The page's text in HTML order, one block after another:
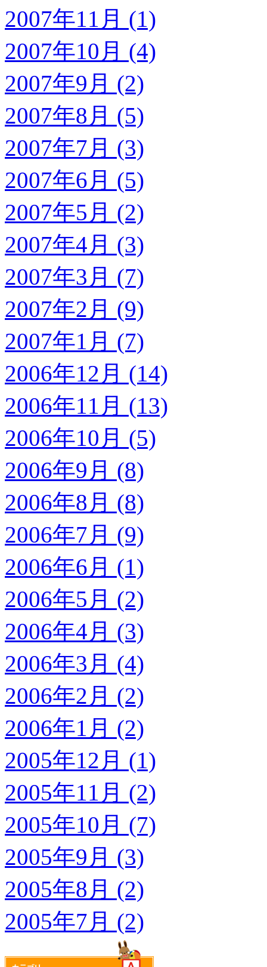
2007年11月 (1)
2007年10月 (4)
2007年9月 (2)
2007年8月 (5)
2007年7月 (3)
2007年6月 (5)
2007年5月 (2)
2007年4月 (3)
2007年3月 (7)
2007年2月 (9)
2007年1月 (7)
2006年12月 (14)
2006年11月 (13)
2006年10月 (5)
2006年9月 (8)
2006年8月 (8)
2006年7月 (9)
2006年6月 (1)
2006年5月 (2)
2006年4月 (3)
2006年3月 (4)
2006年2月 (2)
2006年1月 (2)
2005年12月 (1)
2005年11月 (2)
2005年10月 (7)
2005年9月 (3)
2005年8月 (2)
2005年7月 (2)